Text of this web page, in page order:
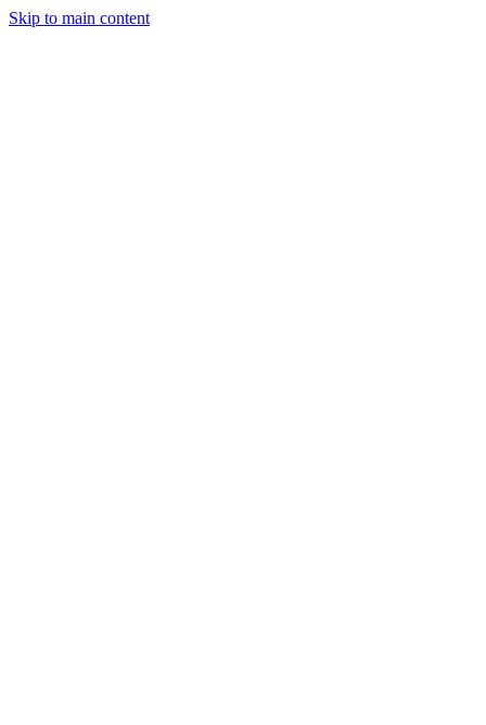
Skip to main content